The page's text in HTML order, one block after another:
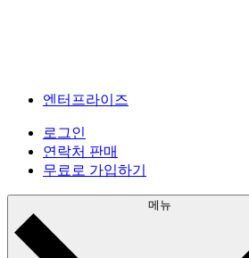
엔터프라이즈
로그인
연락처 판매
무료로 가입하기
메뉴